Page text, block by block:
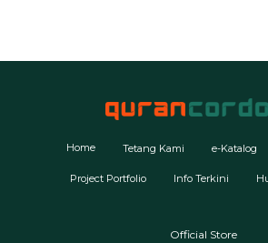
Home Tetang Kami e-Katalog
Project Portfolio Info Terkini
Official Store